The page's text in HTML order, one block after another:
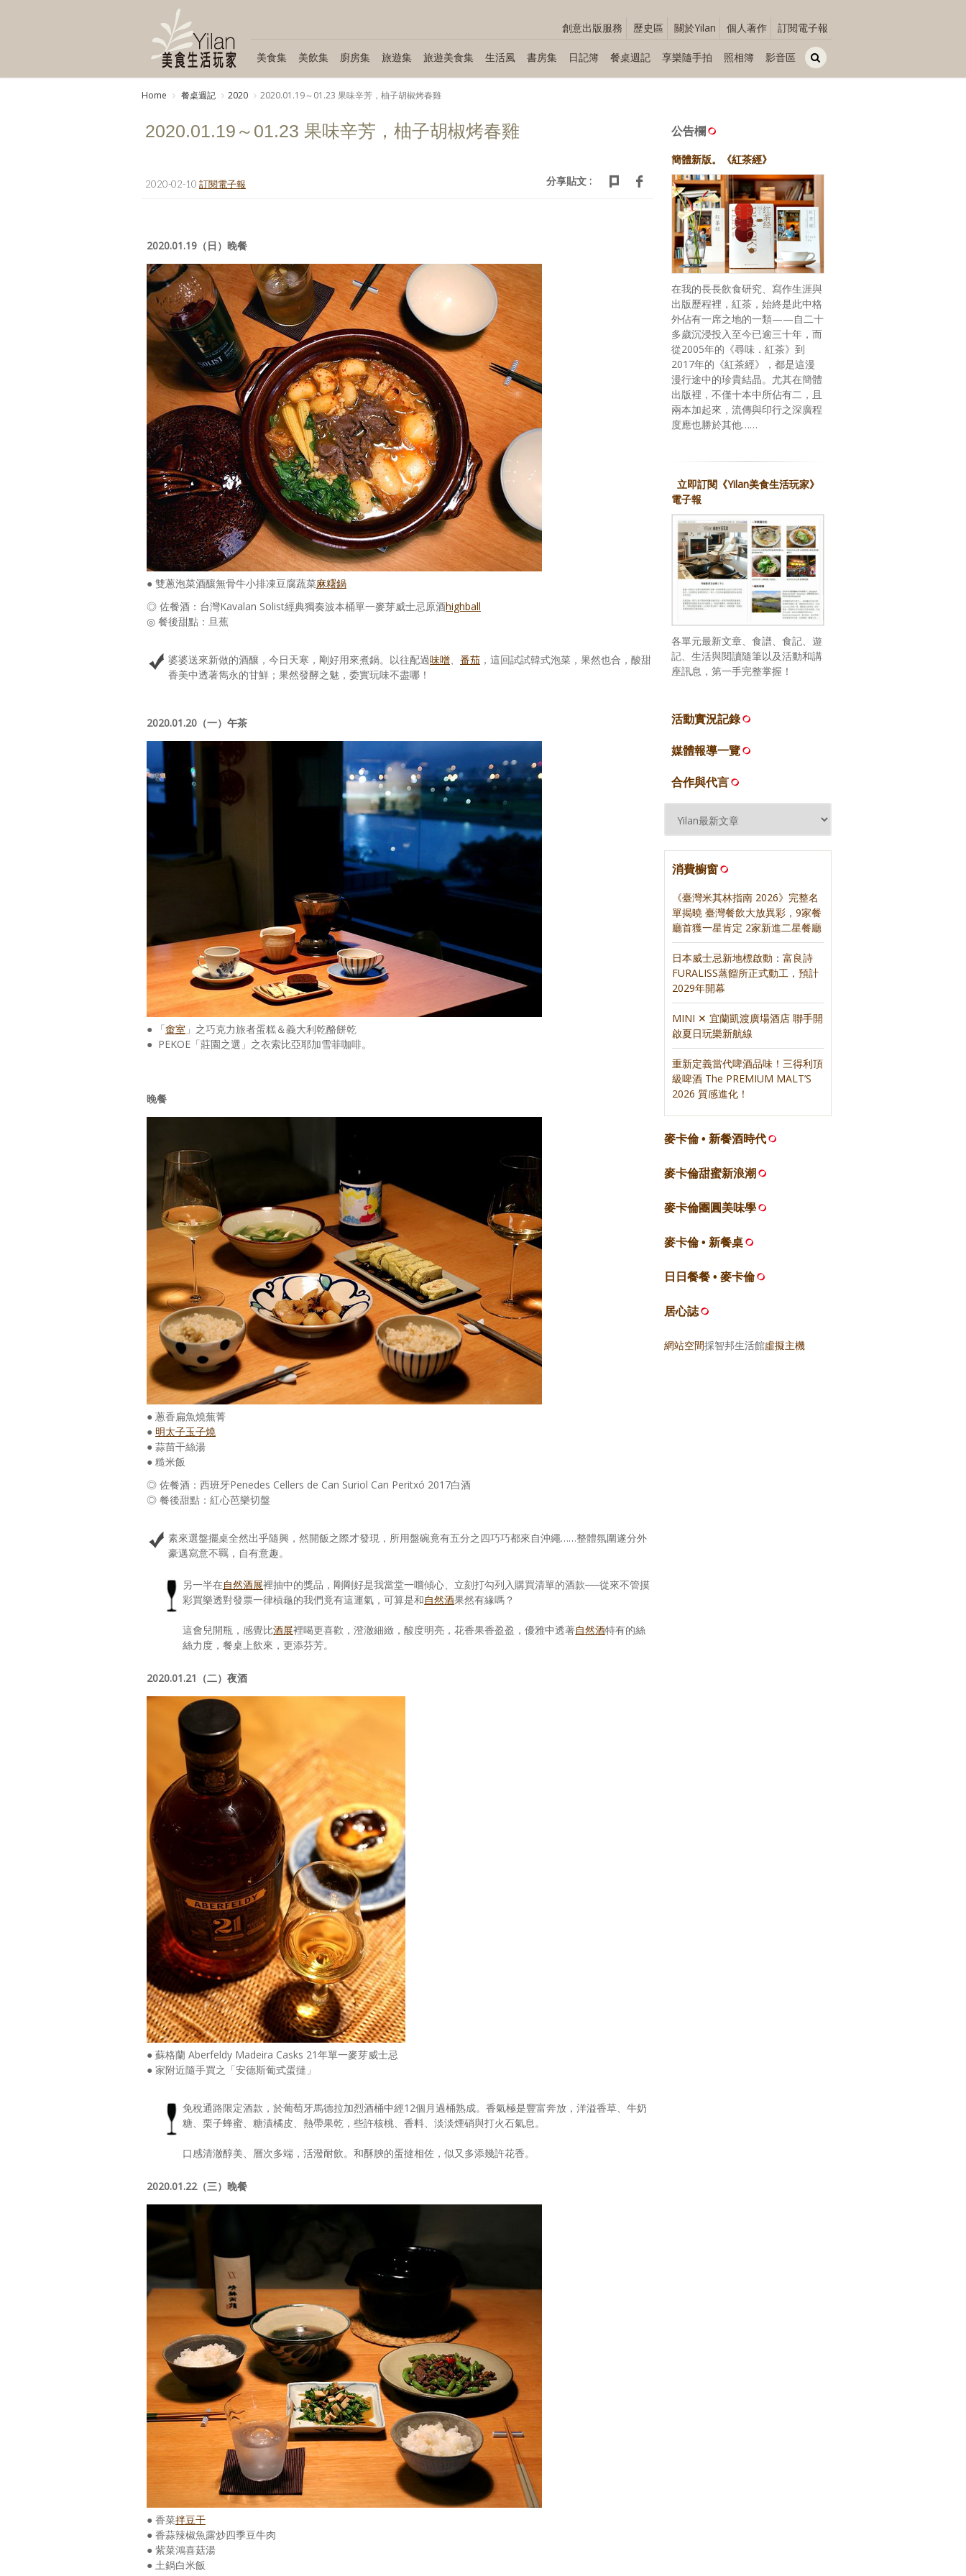
創意出版服務 歷史區 關於Yilan 個人著作 訂閱電子報
美食集 美飲集 廚房集 旅遊集 旅遊美食集 生活風 書房集 日記簿 餐桌週記 享樂隨手拍 照相簿 影音區
Home 餐桌週記 2020 2020.01.19～01.23 果味辛芳，柚子胡椒烤春雞
2020.01.19～01.23 果味辛芳，柚子胡椒烤春雞
2020-02-10 訂閱電子報 分享貼文 :
2020.01.19（日）晚餐
● 雙蔥泡菜酒釀無骨牛小排凍豆腐蔬菜麻糬鍋
◎ 佐餐酒：台灣Kavalan Solist經典獨奏波本桶單一麥芽威士忌原酒highball
◎ 餐後甜點：旦蕉
婆婆送來新做的酒釀，今日天寒，剛好用來煮鍋。以往配過味噌、 番茄 ，這回試試韓式泡菜，果然也合，酸甜
香美中透著雋永的甘鮮；果然發酵之魅，委實玩味不盡哪！
2020.01.20（一）午茶
● 「畬室 」之巧克力旅者蛋糕＆義大利乾酪餅乾
● PEKOE「莊園之選」之衣索比亞耶加雪菲咖啡。
晚餐
● 蔥香扁魚燒蕪菁
● 明太子玉子燒
● 蒜苗干絲湯
● 糙米飯
◎ 佐餐酒：西班牙Penedes Cellers de Can Suriol Can Peritxó 2017白酒
◎ 餐後甜點：紅心芭樂切盤
素來選盤擺桌全然出乎隨興，然開飯之際才發現，所用盤碗竟有五分之四巧巧都來自沖繩……整體氛圍遂分外
豪邁寫意不羈，自有意趣。
另一半在自然酒展裡抽中的獎品，剛剛好是我當堂一嚐傾心、立刻打勾列入購買清單的酒款──從來不管摸
彩買樂透對發票一律槓龜的我們竟有這運氣，可算是和自然酒果然有緣嗎？
這會兒開瓶，感覺比酒展裡喝更喜歡，澄澈細緻，酸度明亮，花香果香盈盈，優雅中透著自然酒特有的絲
絲力度，餐桌上飲來，更添芬芳。
2020.01.21（二）夜酒
● 蘇格蘭 Aberfeldy Madeira Casks 21年單一麥芽威士忌
● 家附近隨手買之「安德斯葡式蛋撻」
免稅通路限定酒款，於葡萄牙馬德拉加烈酒桶中經12個月過桶熟成。香氣極是豐富奔放，洋溢香草、牛奶
糖、栗子蜂蜜、糖漬橘皮、熱帶果乾，些許核桃、香料、淡淡煙硝與打火石氣息。
口感清澈醇美、層次多端，活潑耐飲。和酥腴的蛋撻相佐，似又多添幾許花香。
2020.01.22（三）晚餐
● 香菜拌豆干
● 香蒜辣椒魚露炒四季豆牛肉
● 紫菜鴻喜菇湯
● 土鍋白米飯
公告欄
簡體新版。《紅茶經》
在我的長長飲食研究、寫作生涯與
出版歷程裡，紅茶，始終是此中格
外佔有一席之地的一類——自二十
多歲沉浸投入至今已逾三十年，而
從2005年的《尋味．紅茶》到
2017年的《紅茶經》，都是這漫
漫行途中的珍貴結晶。尤其在簡體
出版裡，不僅十本中所佔有二，且
兩本加起來，流傳與印行之深廣程
度應也勝於其他……
立即訂閱《Yilan美食生活玩家》
電子報
各單元最新文章、食譜、食記、遊
記、生活與閱讀隨筆以及活動和講
座訊息，第一手完整掌握！
活動實況記錄
媒體報導一覽
合作與代言
消費櫥窗
《臺灣米其林指南 2026》完整名
單揭曉 臺灣餐飲大放異彩，9家餐
廳首獲一星肯定 2家新進二星餐廳
日本威士忌新地標啟動：富良詩
FURALISS蒸餾所正式動工，預計
2029年開幕
MINI ✕ 宜蘭凱渡廣場酒店 聯手開
啟夏日玩樂新航線
重新定義當代啤酒品味！三得利頂
級啤酒 The PREMIUM MALT’S
2026 質感進化！
麥卡倫 • 新餐酒時代
麥卡倫甜蜜新浪潮
麥卡倫團圓美味學
麥卡倫 • 新餐桌
日日餐餐 • 麥卡倫
居心誌
網站空間採智邦生活館虛擬主機